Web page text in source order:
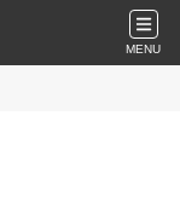
MENU